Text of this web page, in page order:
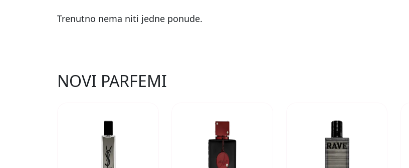
Trenutno nema niti jedne ponude.
NOVI PARFEMI